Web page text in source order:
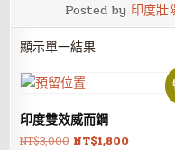
Posted by 印度壯
顯示單一結果
印度雙效威而鋼
NT$3,000 原
NT$1,800目